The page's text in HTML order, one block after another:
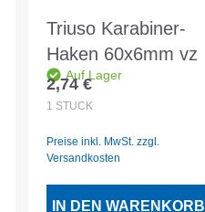
Triuso Karabiner-
Haken 60x6mm vz
Auf Lager
Regulärer Preis:
2,74 €
1 STÜCK
Preise inkl. MwSt. zzgl.
Versandkosten
IN DEN WARENKORB